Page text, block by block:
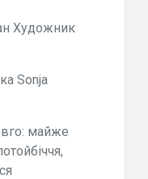
Художник
Sonja
майже